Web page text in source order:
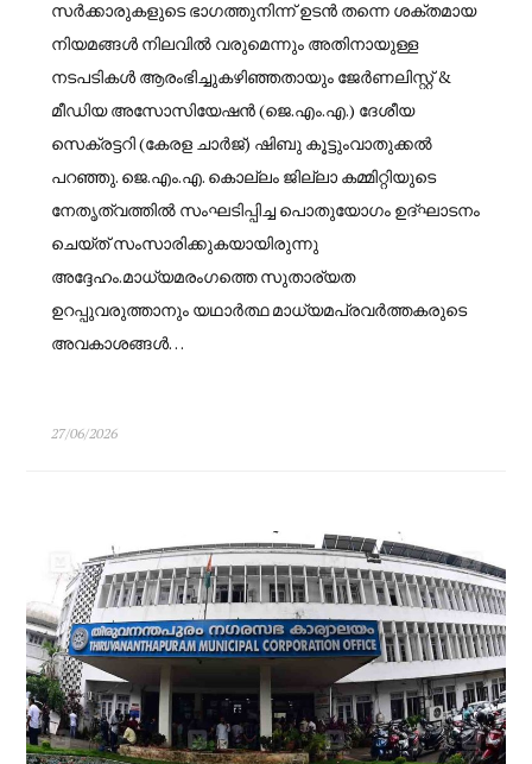
സർക്കാരുകളുടെ ഭാഗത്തുനിന്ന് ഉടൻ തന്നെ ശക്തമായ
നിയമങ്ങൾ നിലവിൽ വരുമെന്നും അതിനായുള്ള
നടപടികൾ ആരംഭിച്ചുകഴിഞ്ഞതായും ജേർണലിസ്റ്റ് &
മീഡിയ അസോസിയേഷൻ (ജെ.എം.എ.) ദേശീയ
സെക്രട്ടറി (കേരള ചാർജ്) ഷിബു കൂട്ടുംവാതുക്കൽ
പറഞ്ഞു. ജെ.എം.എ. കൊല്ലം ജില്ലാ കമ്മിറ്റിയുടെ
നേതൃത്വത്തിൽ സംഘടിപ്പിച്ച പൊതുയോഗം ഉദ്ഘാടനം
ചെയ്ത് സംസാരിക്കുകയായിരുന്നു
അദ്ദേഹം.മാധ്യമരംഗത്തെ സുതാര്യത
ഉറപ്പുവരുത്താനും യഥാർത്ഥ മാധ്യമപ്രവർത്തകരുടെ
അവകാശങ്ങൾ…
27/06/2026